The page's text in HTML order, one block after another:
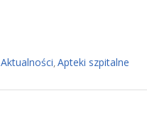
Aktualności,Apteki szpitalne